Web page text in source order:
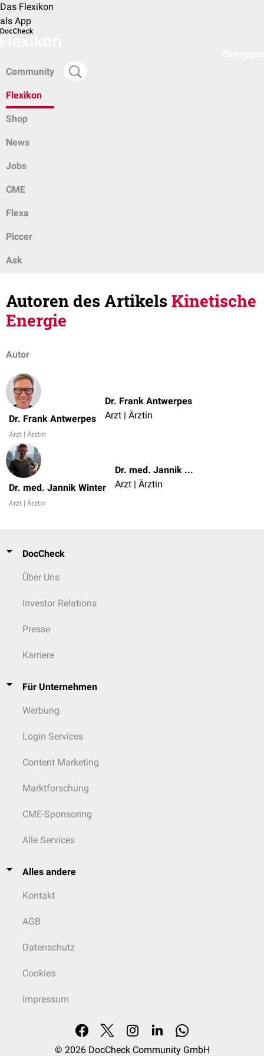
Das Flexikon
als App
Community
Flexikon
Shop
News
Jobs
CME
Flexa
Piccer
Ask
Autoren des ArtikelsKinetische
Energie
Autor
Dr. Frank Antwerpes
Arzt | Ärztin
Dr. Frank Antwerpes
Arzt | Ärztin
Dr. med. Jannik Winter
Arzt | Ärztin
Dr. med. Jannik Winter
Arzt | Ärztin
DocCheck
Über Uns
Investor Relations
Presse
Karriere
Für Unternehmen
Werbung
Login Services
Content Marketing
Marktforschung
CME-Sponsoring
Alle Services
Alles andere
Kontakt
AGB
Datenschutz
Cookies
Impressum
© 2026 DocCheck Community GmbH